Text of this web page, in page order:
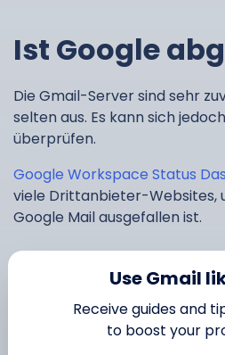
Ist Google
Die Gmail-Server sind sehr
selten aus. Es kann sich
überprüfen.
Google Workspace Status
viele Drittanbieter-Websites,
Google Mail ausgefallen ist.
Senden Sie
eine Test-E-
Use Gmail
Receive guides and
to boost your